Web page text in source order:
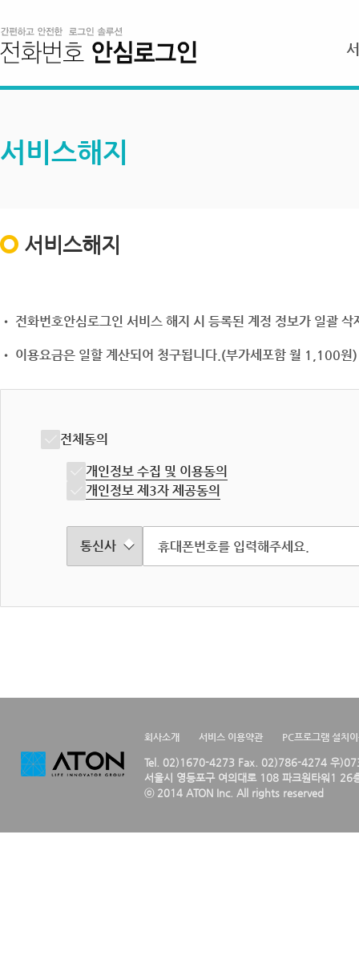
서비스해지
서비스해지
• 전화번호안심로그인 서비스 해지 시 등록된 계정 정보가 일괄
• 이용요금은 일할 계산되어 청구됩니다.(부가세포함 월 1,100원)
전체동의
개인정보 수집 및 이용동의
개인정보 제3자 제공동의
회사소개 서비스 이용약관 PC프로그램 설치
Tel. 02)1670-4273 Fax. 02)786-4274 우
서울시 영등포구 여의대로 108 파크원타워1 26
ⓒ 2014 ATON Inc. All rights reserved